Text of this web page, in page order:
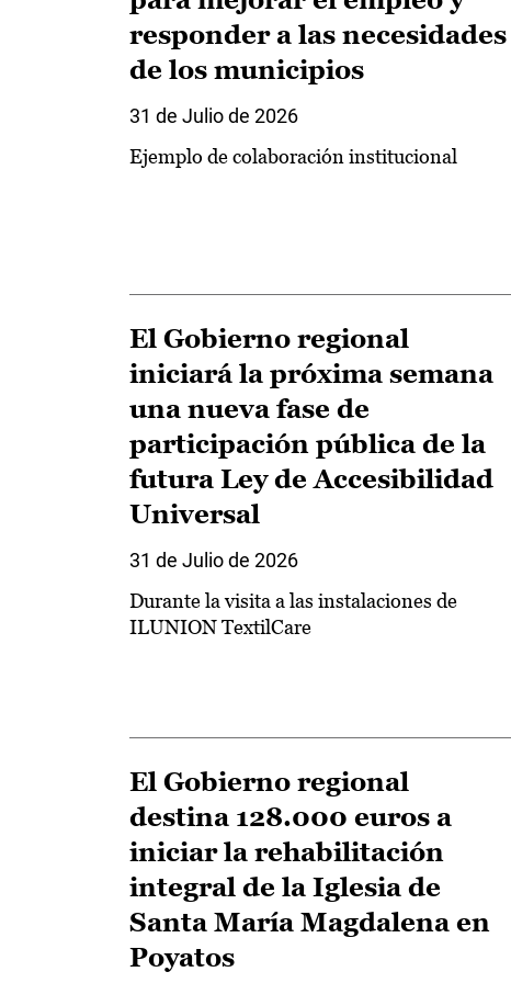
responder a las necesidades
de los municipios
31 de Julio de 2026
Ejemplo de colaboración institucional
El Gobierno regional
iniciará la próxima semana
una nueva fase de
participación pública de la
futura Ley de Accesibilidad
Universal
31 de Julio de 2026
Durante la visita a las instalaciones de
ILUNION TextilCare
El Gobierno regional
destina 128.000 euros a
iniciar la rehabilitación
integral de la Iglesia de
Santa María Magdalena en
Poyatos